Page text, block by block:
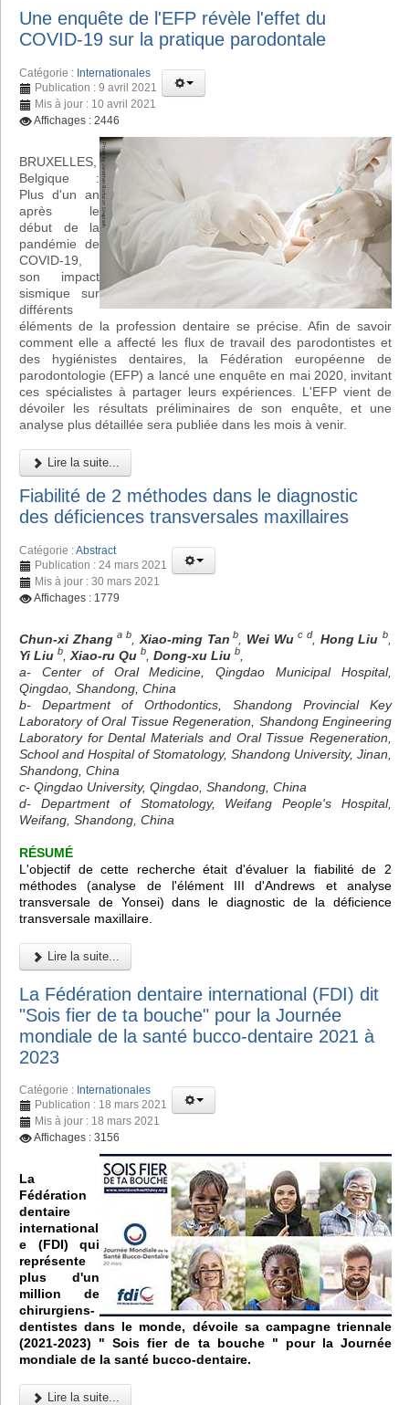
Une enquête de l'EFP révèle l'effet du
COVID-19 sur la pratique parodontale
Catégorie : Internationales
Publication : 9 avril 2021
Mis à jour : 10 avril 2021
Affichages : 2446
BRUXELLES,
Belgique :
Plus d'un an
après le
début de la
pandémie de
COVID-19,
son impact
sismique sur
différents
éléments de la profession dentaire se précise. Afin de savoir
comment elle a affecté les flux de travail des parodontistes et
des hygiénistes dentaires, la Fédération européenne de
parodontologie (EFP) a lancé une enquête en mai 2020, invitant
ces spécialistes à partager leurs expériences. L'EFP vient de
dévoiler les résultats préliminaires de son enquête, et une
analyse plus détaillée sera publiée dans les mois à venir.
Lire la suite...
Fiabilité de 2 méthodes dans le diagnostic
des déficiences transversales maxillaires
Catégorie :Abstract
Publication : 24 mars 2021
Mis à jour : 30 mars 2021
Affichages : 1779
Chun-xi Zhang a b Xiao-ming Tan b Wei Wu c d Hong Liu b
Yi Liu b Xiao-ru Qu b Dong-xu Liu b
a- Center of Oral Medicine, Qingdao Municipal Hospital,
Qingdao, Shandong, China
b- Department of Orthodontics, Shandong Provincial Key
Laboratory of Oral Tissue Regeneration, Shandong Engineering
Laboratory for Dental Materials and Oral Tissue Regeneration,
School and Hospital of Stomatology, Shandong University, Jinan,
Shandong, China
c- Qingdao University, Qingdao, Shandong, China
d- Department of Stomatology, Weifang People's Hospital,
Weifang, Shandong, China
RÉSUMÉ
L'objectif de cette recherche était d'évaluer la fiabilité de 2
méthodes (analyse de l'élément III d'Andrews et analyse
transversale de Yonsei) dans le diagnostic de la déficience
transversale maxillaire.
Lire la suite...
La Fédération dentaire international (FDI) dit
"Sois fier de ta bouche" pour la Journée
mondiale de la santé bucco-dentaire 2021 à
2023
Catégorie : Internationales
Publication : 18 mars 2021
Mis à jour : 18 mars 2021
Affichages : 3156
La
Fédération
dentaire
international
e (FDI) qui
représente
plus d'un
million de
chirurgiens-
dentistes dans le monde, dévoile sa campagne triennale
(2021-2023) " Sois fier de ta bouche " pour la Journée
mondiale de la santé bucco-dentaire.
Lire la suite...